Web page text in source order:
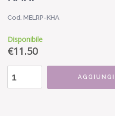
Cod. MELRP-KHA
Disponibile
€11.50